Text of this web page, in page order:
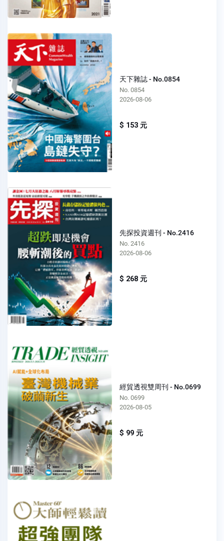
天下雜誌 - No.0854
No. 0854
2026-08-06
$ 153 元
先探投資週刊 - No.2416
No. 2416
2026-08-06
$ 268 元
經貿透視雙周刊 - No.0699
No. 0699
2026-08-05
$ 99 元